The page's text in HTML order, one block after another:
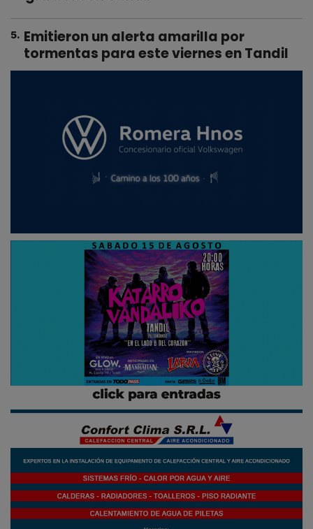
5. Emitieron un alerta amarilla por
tormentas para este viernes en Tandil